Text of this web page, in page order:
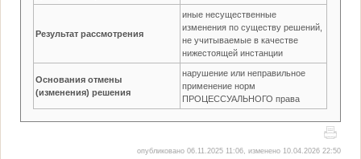
Результат рассмотрения
иные несущественные
изменения по существу решений,
не учитываемые в качестве
нижестоящей инстанции
Основания отмены
(изменения) решения
нарушение или неправильное
применение норм
ПРОЦЕССУАЛЬНОГО права
опубликовано 06.11.2025 11:06, изменено 10.04.2026 22:50